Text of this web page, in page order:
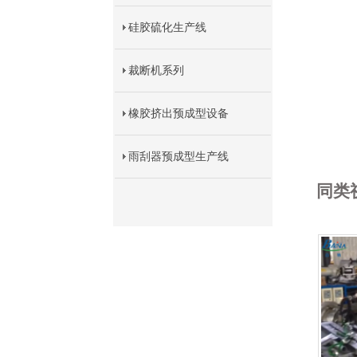
硅胶硫化生产线
裁断机系列
橡胶挤出预成型设备
雨刮器预成型生产线
同类